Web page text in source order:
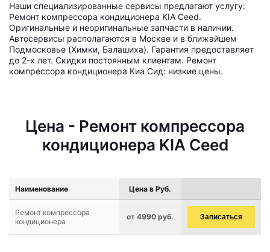
Наши специализированные сервисы предлагают услугу:
Ремонт компрессора кондиционера KIA Ceed.
Оригинальные и неоригинальные запчасти в наличии.
Автосервисы располагаются в Москве и в ближайшем
Подмосковье (Химки, Балашиха). Гарантия предоставляет
до 2-х лет. Скидки постоянным клиентам. Ремонт
компрессора кондиционера Киа Сид: низкие цены.
Цена - Ремонт компрессора
кондиционера KIA Ceed
Наименование Цена в Руб.
Ремонт компрессора
кондиционера
от 4990 руб. Записаться